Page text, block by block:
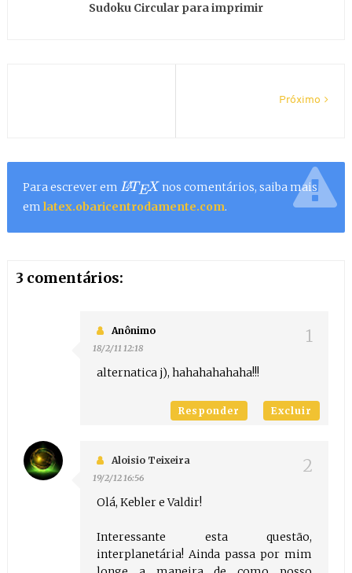
Sudoku Circular para imprimir
Próximo
Para escrever em LATEX nos comentários, saiba mais
em latex.obaricentrodamente.com.
3 comentários:
Anônimo
18/2/11 12:18
alternatica j), hahahahahaha!!!
Responder Excluir
Aloisio Teixeira
19/2/12 16:56
Olá, Kebler e Valdir!
Interessante esta questão,
interplanetária! Ainda passa por mim